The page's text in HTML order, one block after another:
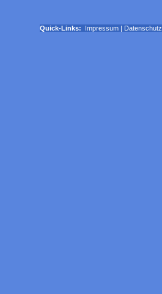
Quick-Links: Impressum Datenschutz